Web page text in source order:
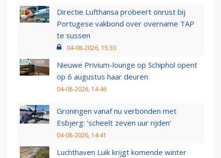
Directie Lufthansa probeert onrust bij
Portugese vakbond over overname TAP
te sussen
04-08-2026, 15:33
Nieuwe Privium-lounge op Schiphol opent
op 6 augustus haar deuren
04-08-2026, 14:46
Groningen vanaf nu verbonden met
Esbjerg: 'scheelt zeven uur rijden'
04-08-2026, 14:41
Luchthaven Luik krijgt komende winter